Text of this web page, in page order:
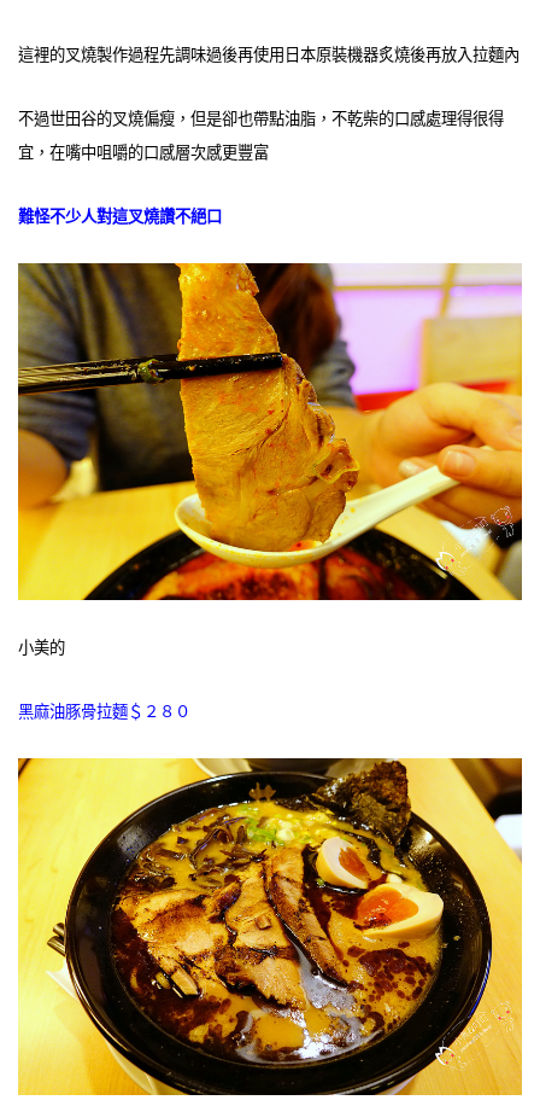
這裡的叉燒製作過程先調味過後再使用日本原裝機器炙燒後再放入拉麵內
不過世田谷的叉燒偏瘦，但是卻也帶點油脂，不乾柴的口感處理得很得
宜，在嘴中咀嚼的口感層次感更豐富
難怪不少人對這叉燒讚不絕口
小美的
黑麻油豚骨拉麵＄２８０